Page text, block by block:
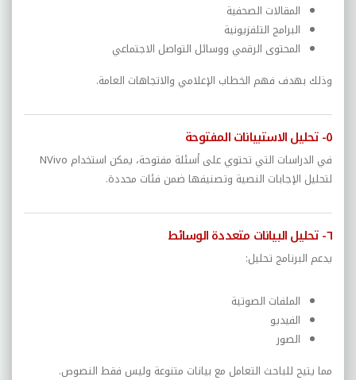
المقالات الصحفية
البرامج التلفزيونية
المحتوى الرقمي ووسائل التواصل الاجتماعي
وذلك بهدف فهم الخطاب الإعلامي والاتجاهات العامة.
٥- تحليل الاستبيانات المفتوحة
في الدراسات التي تحتوي على أسئلة مفتوحة، يمكن استخدام NVivo
لتحليل الإجابات النصية وتصنيفها ضمن فئات محددة.
٦- تحليل البيانات متعددة الوسائط
يدعم البرنامج تحليل:
الملفات الصوتية
الفيديو
الصور
مما يتيح للباحث التعامل مع بيانات متنوعة وليس فقط النصوص.